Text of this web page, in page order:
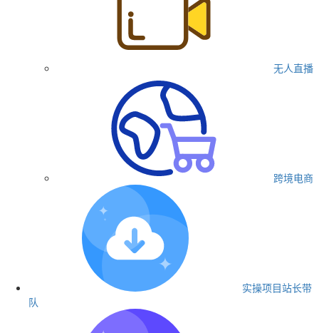
无人直播
跨境电商
实操项目站长带
队